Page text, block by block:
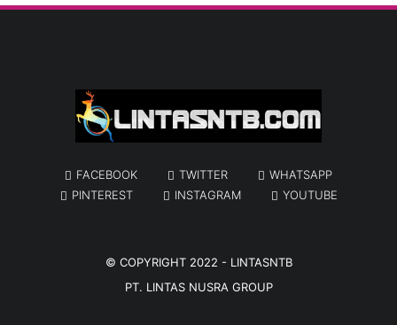
FACEBOOK TWITTER
WHATSAPP
PINTEREST
INSTAGRAM YOUTUBE
© COPYRIGHT 2022 - LINTASNTB
PT. LINTAS NUSRA GROUP